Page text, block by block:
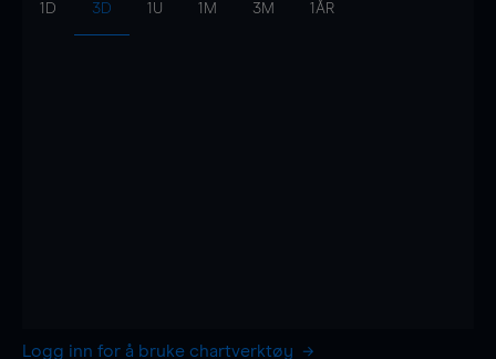
1D 3D 1U 1M 3M 1ÅR
Logg inn for å bruke chartverktøy